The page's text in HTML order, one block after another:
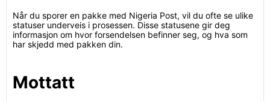
Når du sporer en pakke med Nigeria Post, vil du ofte se ulike
statuser underveis i prosessen. Disse statusene gir deg
informasjon om hvor forsendelsen befinner seg, og hva som
har skjedd med pakken din.
Mottatt